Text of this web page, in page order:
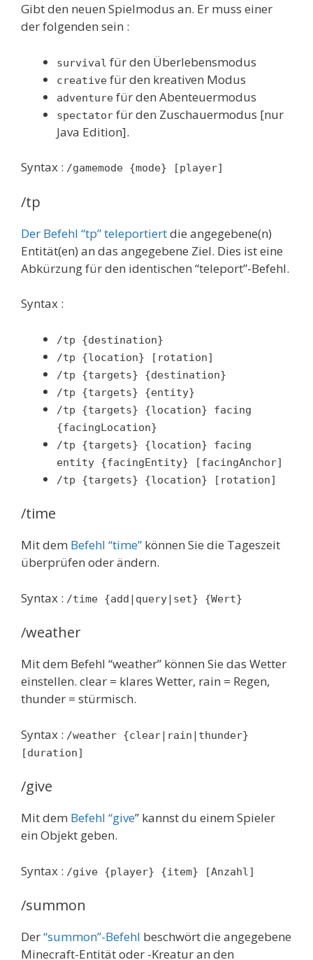
Gibt den neuen Spielmodus an. Er muss einer
der folgenden sein :
survival für den Überlebensmodus
creative für den kreativen Modus
adventure für den Abenteuermodus
spectator für den Zuschauermodus [nur
Java Edition].
Syntax : /gamemode {mode} [player]
/tp
Der Befehl “tp” teleportiertdie angegebene(n)
Entität(en) an das angegebene Ziel. Dies ist eine
Abkürzung für den identischen “teleport”-Befehl.
Syntax :
/tp {destination}
/tp {location} [rotation]
/tp {targets} {destination}
/tp {targets} {entity}
/tp {targets} {location} facing
{facingLocation}
/tp {targets} {location} facing
entity {facingEntity} [facingAnchor]
/tp {targets} {location} [rotation]
/time
Mit dem Befehl “time” können Sie die Tageszeit
überprüfen oder ändern.
Syntax : /time {add|query|set} {Wert}
/weather
Mit dem Befehl “weather” können Sie das Wetter
einstellen. clear = klares Wetter, rain = Regen,
thunder = stürmisch.
Syntax : /weather {clear|rain|thunder}
[duration]
/give
Mit dem Befehl “give” kannst du einem Spieler
ein Objekt geben.
Syntax : /give {player} {item} [Anzahl]
/summon
Der“summon”-Befehl beschwört die angegebene
Minecraft-Entität oder -Kreatur an den